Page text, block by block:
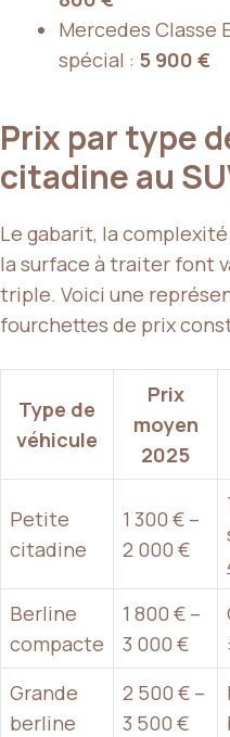
Mercedes Classe
spécial : 5 900 €
Prix par type
citadine au
Le gabarit, la
la surface à traiter font
triple. Voici une
fourchettes de prix
Type de
véhicule
Prix
moyen
2025
Petite
citadine
1 300 € –
2 000 €
Berline
compacte
1 800 € –
3 000 €
:
Grande
berline
2 500 € –
3 500 €